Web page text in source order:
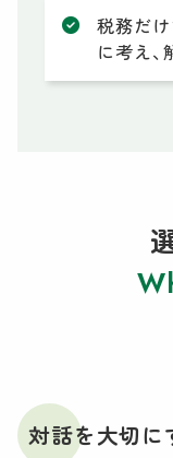
税務だ
に考え
対話を大切に